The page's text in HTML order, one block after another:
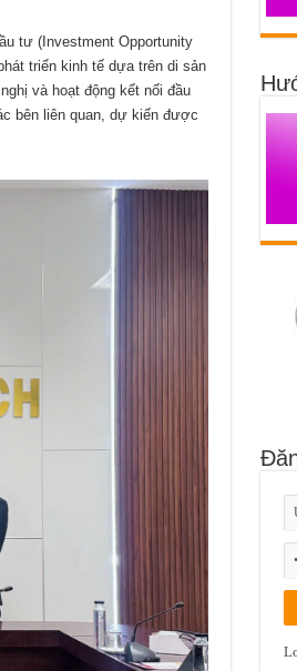
tư (Investment Opportunity
triển kinh tế dựa trên di sản
và hoạt động kết nối đầu
bên liên quan, dự kiến được